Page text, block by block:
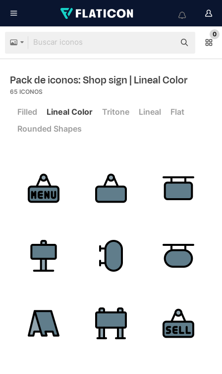
0
Pack de iconos: Shop sign | Lineal Color
65 ICONOS
Filled Lineal Color Tritone Lineal
Flat
Rounded Shapes